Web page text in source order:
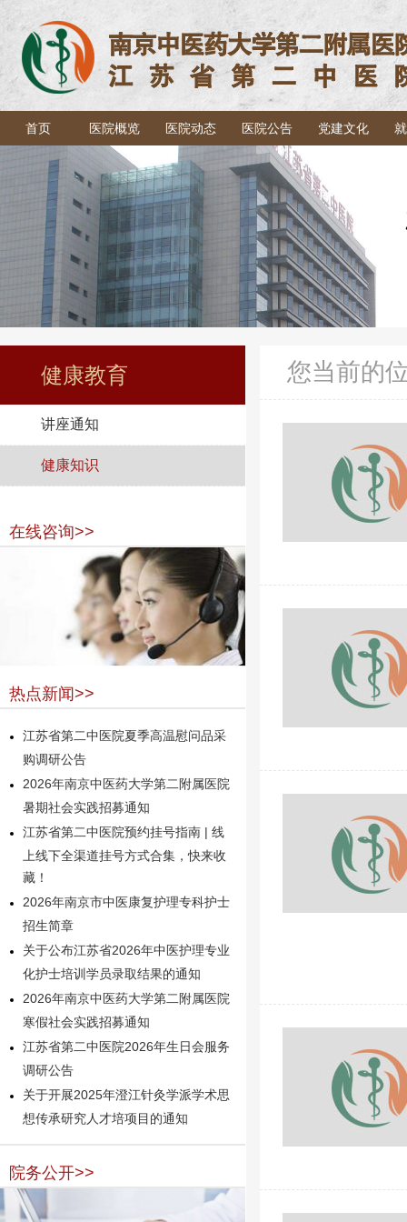
首页 医院概览 医院动态 医院公告 党建文化
健康教育
讲座通知
健康知识
在线咨询>>
热点新闻>>
江苏省第二中医院夏季高温慰问品采
购调研公告
2026年南京中医药大学第二附属医院
暑期社会实践招募通知
江苏省第二中医院预约挂号指南 | 线
上线下全渠道挂号方式合集，快来收
藏！
2026年南京市中医康复护理专科护士
招生简章
关于公布江苏省2026年中医护理专业
化护士培训学员录取结果的通知
2026年南京中医药大学第二附属医院
寒假社会实践招募通知
江苏省第二中医院2026年生日会服务
调研公告
关于开展2025年澄江针灸学派学术思
想传承研究人才培项目的通知
院务公开>>
您当前的